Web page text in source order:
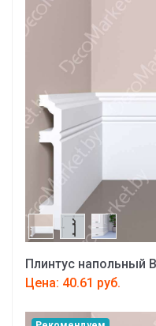
Плинтус напольный
Цена: 40.61 руб.